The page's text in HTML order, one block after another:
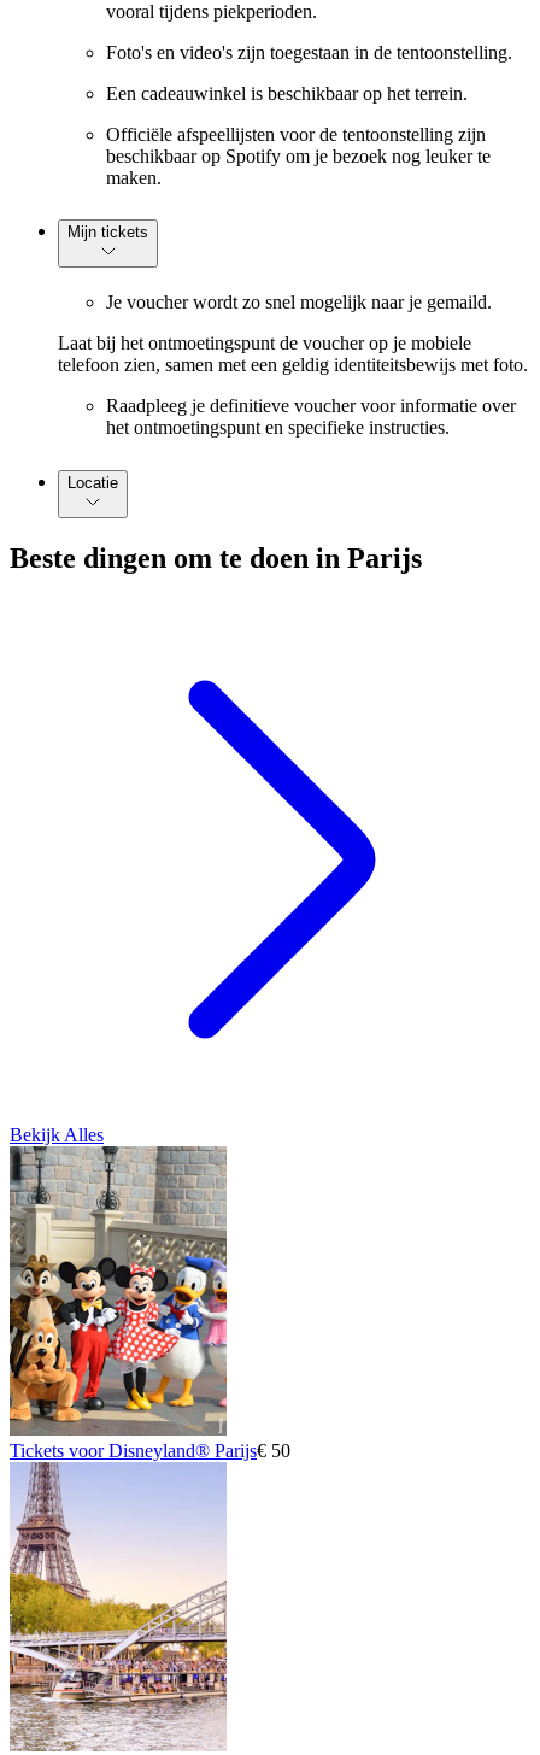
vooral tijdens piekperioden.
Foto's en video's zijn toegestaan in de tentoonstelling.
Een cadeauwinkel is beschikbaar op het terrein.
Officiële afspeellijsten voor de tentoonstelling zijn
beschikbaar op Spotify om je bezoek nog leuker te
maken.
Mijn tickets
Je voucher wordt zo snel mogelijk naar je gemaild.
Laat bij het ontmoetingspunt de voucher op je mobiele
telefoon zien, samen met een geldig identiteitsbewijs met foto.
Raadpleeg je definitieve voucher voor informatie over
het ontmoetingspunt en specifieke instructies.
Locatie
Beste dingen om te doen in Parijs
Bekijk Alles
Tickets voor Disneyland® Parijs€ 50